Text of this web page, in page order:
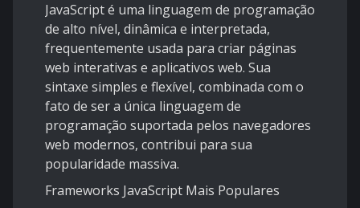
JavaScript é uma linguagem de programação
de alto nível, dinâmica e interpretada,
frequentemente usada para criar páginas
web interativas e aplicativos web. Sua
sintaxe simples e flexível, combinada com o
fato de ser a única linguagem de
programação suportada pelos navegadores
web modernos, contribui para sua
popularidade massiva.
Frameworks JavaScript Mais Populares